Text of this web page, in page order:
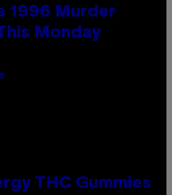
1996 Murder
Monday
THC Gummies